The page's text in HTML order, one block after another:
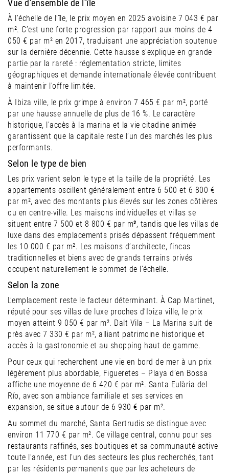
Vue d’ensemble de l’île
À l’échelle de l’île, le prix moyen en 2025 avoisine 7 043 € par
m². C’est une forte progression par rapport aux moins de 4
050 € par m² en 2017, traduisant une appréciation soutenue
sur la dernière décennie. Cette hausse s’explique en grande
partie par la rareté : réglementation stricte, limites
géographiques et demande internationale élevée contribuent
à maintenir l’offre limitée.
À Ibiza ville, le prix grimpe à environ 7 465 € par m², porté
par une hausse annuelle de plus de 16 %. Le caractère
historique, l’accès à la marina et la vie citadine animée
garantissent que la capitale reste l’un des marchés les plus
performants.
Selon le type de bien
Les prix varient selon le type et la taille de la propriété. Les
appartements oscillent généralement entre 6 500 et 6 800 €
par m², avec des montants plus élevés sur les zones côtières
ou en centre-ville. Les maisons individuelles et villas se
situent entre 7 500 et 8 800 € par m², tandis que les villas de
luxe dans des emplacements prisés dépassent fréquemment
les 10 000 € par m². Les maisons d’architecte, fincas
traditionnelles et biens avec de grands terrains privés
occupent naturellement le sommet de l’échelle.
Selon la zone
L’emplacement reste le facteur déterminant. À Cap Martinet,
réputé pour ses villas de luxe proches d’Ibiza ville, le prix
moyen atteint 9 050 € par m². Dalt Vila – La Marina suit de
près avec 7 330 € par m², alliant patrimoine historique et
accès à la gastronomie et au shopping haut de gamme.
Pour ceux qui recherchent une vie en bord de mer à un prix
légèrement plus abordable, Figueretes – Playa d’en Bossa
affiche une moyenne de 6 420 € par m². Santa Eulària del
Río, avec son ambiance familiale et ses services en
expansion, se situe autour de 6 930 € par m².
Au sommet du marché, Santa Gertrudis se distingue avec
environ 11 770 € par m². Ce village central, connu pour ses
restaurants raffinés, ses boutiques et sa communauté active
toute l’année, est l’un des secteurs les plus recherchés, tant
par les résidents permanents que par les acheteurs de